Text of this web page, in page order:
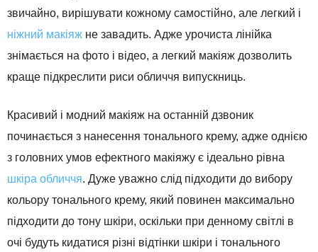
звичайно, вирішувати кожному самостійно, але легкий і
ніжний макіяж не завадить. Адже урочиста лінійка
знімається на фото і відео, а легкий макіяж дозволить
краще підкреслити риси обличчя випускниць.
Красивий і модний макіяж на останній дзвоник
починається з нанесення тонального крему, адже однією
з головних умов ефектного макіяжу є ідеально рівна
шкіра обличчя. Дуже уважно слід підходити до вибору
кольору тонального крему, який повинен максимально
підходити до тону шкіри, оскільки при денному світлі в
очі будуть кидатися різні відтінки шкіри і тонального